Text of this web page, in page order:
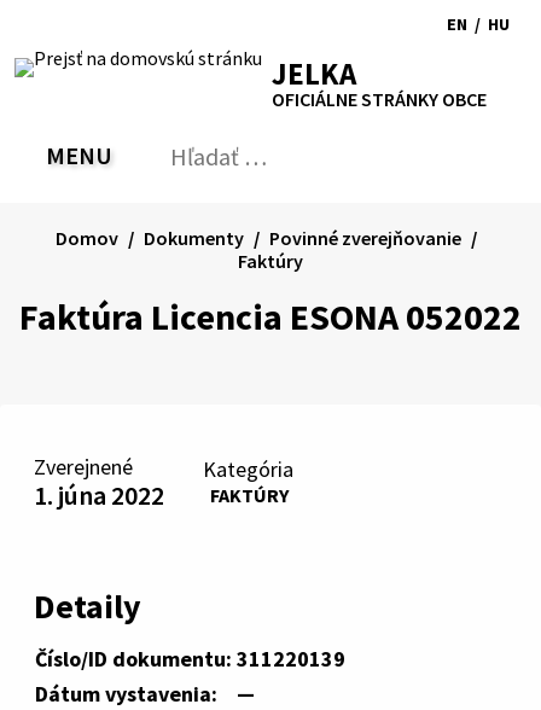
obsah
RSS MapaTlačiť
Zvýšiť
kontrast
písmapísma
EN
to
/ HU
JELKA
OFICIÁLNE STRÁNKY OBCE
PREPNÚŤ
MENU Hľadať:
Faktúra Licencia ESONA 052022
Domov Dokumenty
Povinné zverejňovanie
Faktúry
Zverejnené
1. júna 2022
Kategória
FAKTÚRY
Detaily
Číslo/ID dokumentu: 311220139
Dátum vystavenia:
—